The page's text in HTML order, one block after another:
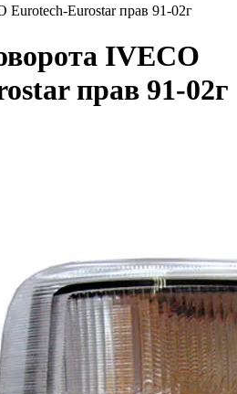
Eurotech-Eurostar прав 91-02г
IVECO
прав 91-02г